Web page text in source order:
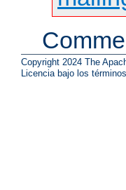
Copyright 2024 The
Licencia bajo los